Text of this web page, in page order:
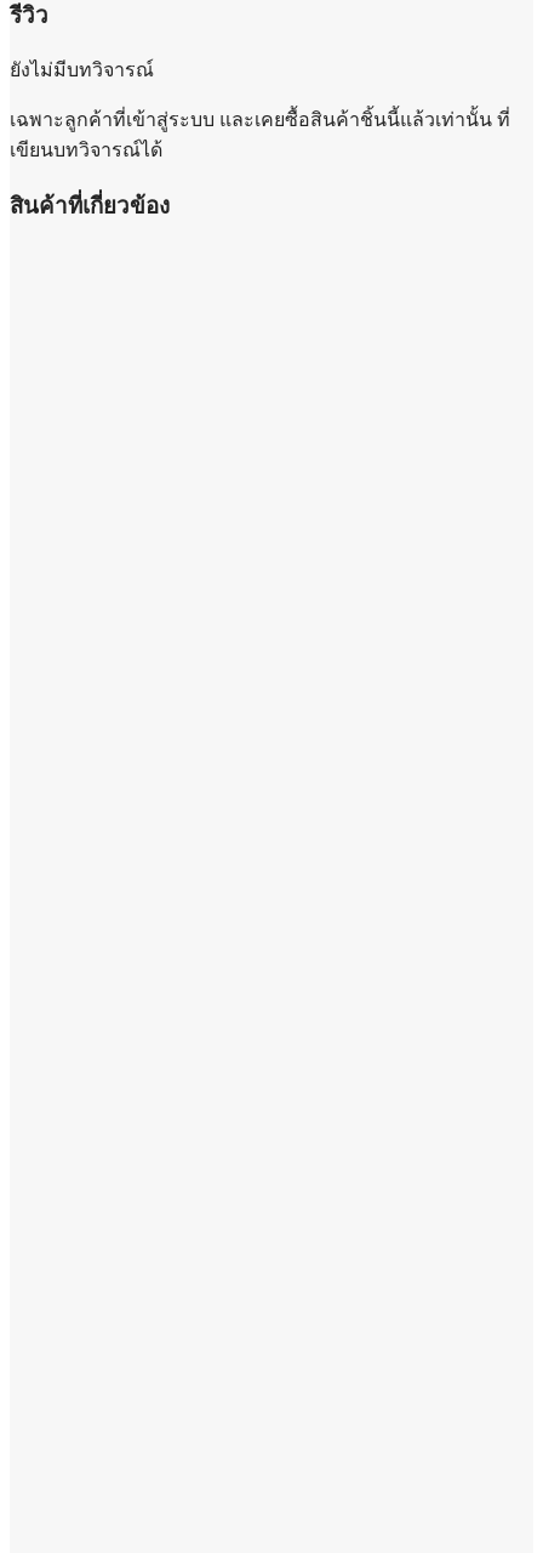
รีวิว
ยังไม่มีบทวิจารณ์
เฉพาะลูกค้าที่เข้าสู่ระบบ และเคยซื้อสินค้าชิ้นนี้แล้วเท่านั้น ที่
เขียนบทวิจารณ์ได้
สินค้าที่เกี่ยวข้อง